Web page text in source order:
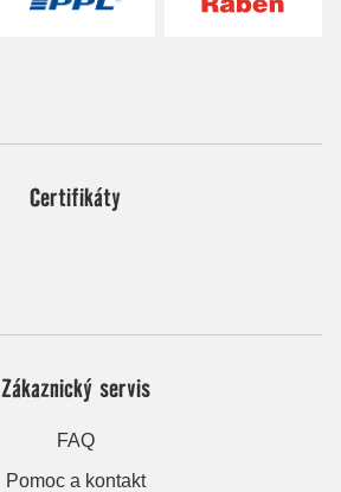
Certifikáty
Zákaznický servis
FAQ
Pomoc a kontakt